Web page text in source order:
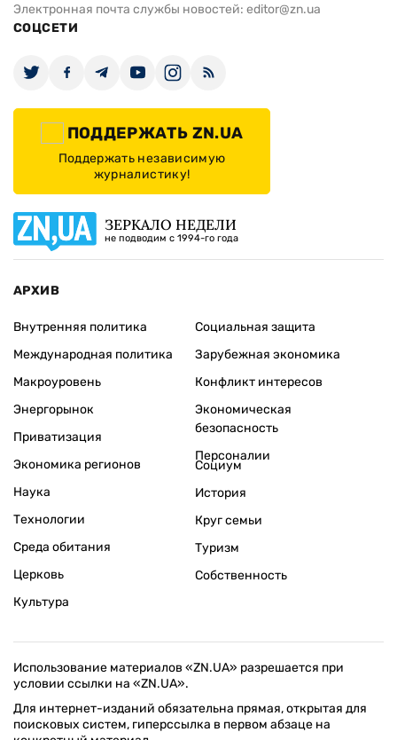
Электронная почта службы новостей: editor@zn.ua
СОЦСЕТИ
ПОДДЕРЖАТЬ ZN.UA
Поддержать независимую
журналистику!
ЗЕРКАЛО НЕДЕЛИ
не подводим с 1994-го года
АРХИВ
Внутренняя политика
Международная политика
Макроуровень
Энергорынок
Приватизация
Экономика регионов
Социальная защита
Зарубежная экономика
Конфликт интересов
Экономическая
безопасность
Персоналии
Наука
Технологии
Среда обитания
Церковь
Культура
Социум
История
Круг семьи
Туризм
Собственность
Использование материалов «ZN.UA» разрешается при
условии ссылки на «ZN.UA».
Для интернет-изданий обязательна прямая, открытая для
поисковых систем, гиперссылка в первом абзаце на